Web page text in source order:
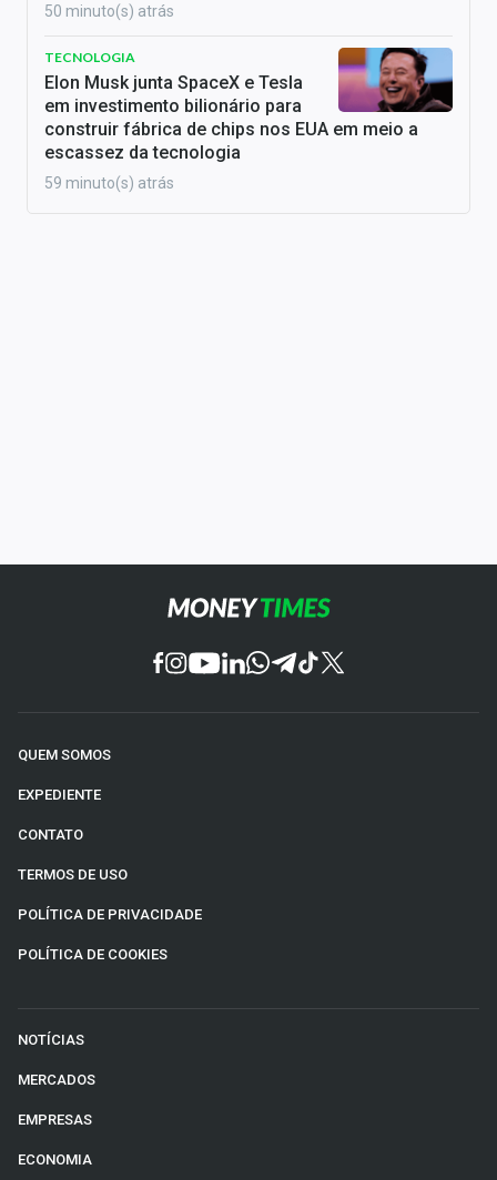
50 minuto(s) atrás
TECNOLOGIA
Elon Musk junta SpaceX e Tesla
em investimento bilionário para
construir fábrica de chips nos EUA em meio a
escassez da tecnologia
59 minuto(s) atrás
QUEM SOMOS
EXPEDIENTE
CONTATO
TERMOS DE USO
POLÍTICA DE PRIVACIDADE
POLÍTICA DE COOKIES
NOTÍCIAS
MERCADOS
EMPRESAS
ECONOMIA